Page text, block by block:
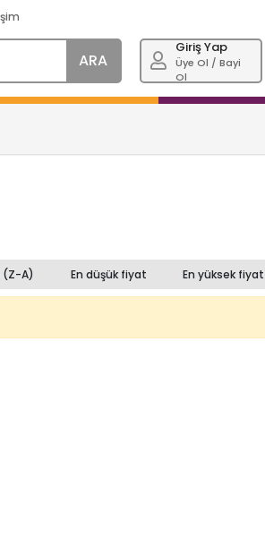
ARA
Giriş Yap
Üye Ol / Bayi
Ol
(Z-A) En düşük fiyat En yüksek fiyat